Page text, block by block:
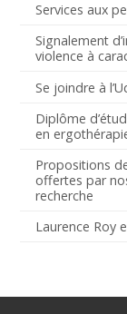
Services aux
Signalement
violence à
Se joindre à
Diplôme
en
Propositions
offertes par
recherche
Laurence Roy